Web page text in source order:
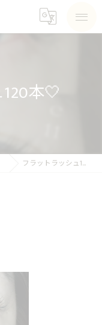
本🤍
フラットラッシュ120本🤍